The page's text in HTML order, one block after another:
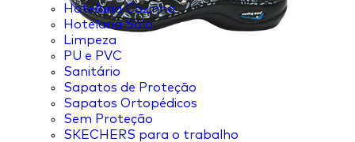
Hotelaria Cozinha
Hotelaria Sala
Limpeza
PU e PVC
Sanitário
Sapatos de Proteção
Sapatos Ortopédicos
Sem Proteção
SKECHERS para o trabalho